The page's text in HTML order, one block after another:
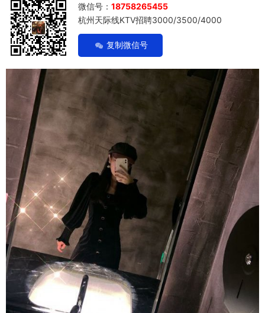
微信号： 18758265455
杭州天际线KTV招聘3000/3500/4000
复制微信号